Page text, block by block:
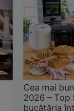
Cea mai
2026 –
bucătăria